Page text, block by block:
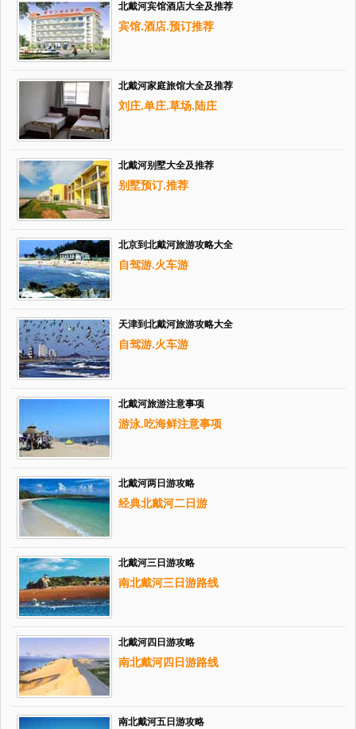
北戴河宾馆酒店大全及推荐
宾馆.酒店.预订推荐
北戴河家庭旅馆大全及推荐
刘庄.单庄.草场.陆庄
北戴河别墅大全及推荐
别墅预订.推荐
北京到北戴河旅游攻略大全
自驾游.火车游
天津到北戴河旅游攻略大全
自驾游.火车游
北戴河旅游注意事项
游泳.吃海鲜注意事项
北戴河两日游攻略
经典北戴河二日游
北戴河三日游攻略
南北戴河三日游路线
北戴河四日游攻略
南北戴河四日游路线
南北戴河五日游攻略